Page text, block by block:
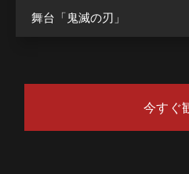
舞台「鬼滅の刃」
今すぐ